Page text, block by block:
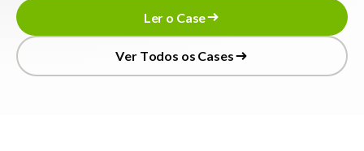
L er o Case
LeroCase
Ver Todos os Cases
VerTodososCases